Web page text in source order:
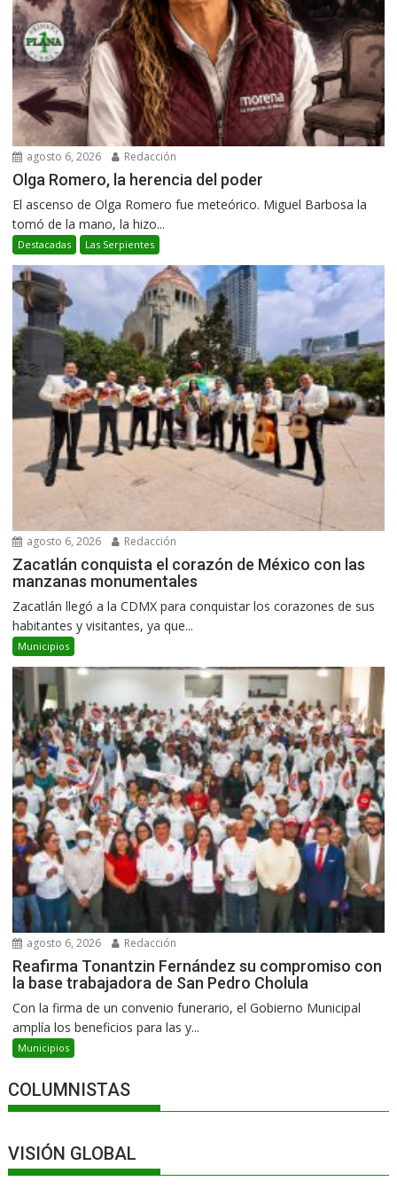
agosto 6, 2026 Redacción
Olga Romero, la herencia del poder
El ascenso de Olga Romero fue meteórico. Miguel Barbosa la
tomó de la mano, la hizo...
Destacadas Las Serpientes
agosto 6, 2026 Redacción
Zacatlán conquista el corazón de México con las
manzanas monumentales
Zacatlán llegó a la CDMX para conquistar los corazones de sus
habitantes y visitantes, ya que...
Municipios
agosto 6, 2026 Redacción
Reafirma Tonantzin Fernández su compromiso con
la base trabajadora de San Pedro Cholula
Con la firma de un convenio funerario, el Gobierno Municipal
amplía los beneficios para las y...
Municipios
COLUMNISTAS
VISIÓN GLOBAL